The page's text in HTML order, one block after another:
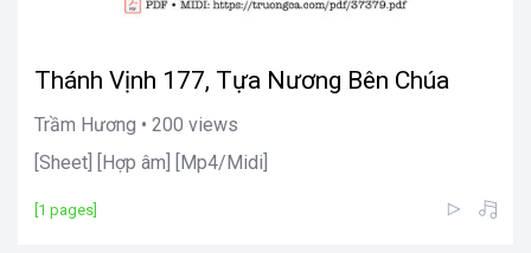
Thánh Vịnh 177, Tựa Nương Bên Chúa
Trầm Hương • 200 views
[Sheet] [Hợp âm] [Mp4/Midi]
[1 pages]